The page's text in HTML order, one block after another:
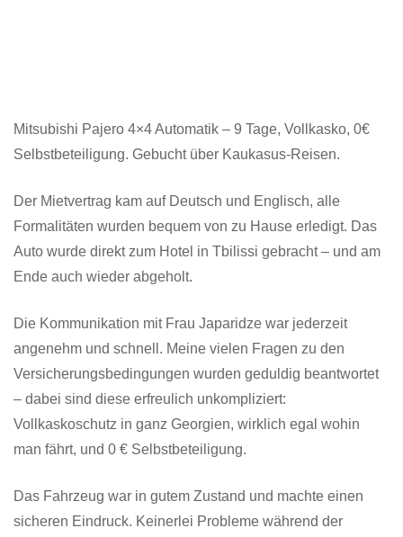
Mitsubishi Pajero 4×4 Automatik – 9 Tage, Vollkasko, 0€
Selbstbeteiligung. Gebucht über Kaukasus-Reisen.
Der Mietvertrag kam auf Deutsch und Englisch, alle
Formalitäten wurden bequem von zu Hause erledigt. Das
Auto wurde direkt zum Hotel in Tbilissi gebracht – und am
Ende auch wieder abgeholt.
Die Kommunikation mit Frau Japaridze war jederzeit
angenehm und schnell. Meine vielen Fragen zu den
Versicherungsbedingungen wurden geduldig beantwortet
– dabei sind diese erfreulich unkompliziert:
Vollkaskoschutz in ganz Georgien, wirklich egal wohin
man fährt, und 0 € Selbstbeteiligung.
Das Fahrzeug war in gutem Zustand und machte einen
sicheren Eindruck. Keinerlei Probleme während der